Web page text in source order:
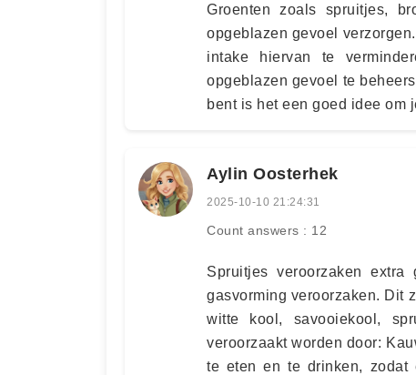
Groenten zoals spruitjes,
opgeblazen gevoel
intake hiervan te
opgeblazen gevoel te
bent is het een goed idee om
Aylin Oosterhek
2025-10-10 21:24:31
Count answers : 12
Spruitjes veroorzaken
gasvorming veroorzaken. Dit
witte kool, savooiekool,
veroorzaakt worden door:
te eten en te drinken,